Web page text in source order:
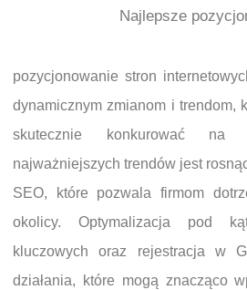
Najlepsze
pozycjonowanie stron
dynamicznym zmianom i trendom,
skutecznie konkurować
najważniejszych trendów jest
SEO, które pozwala firmom
okolicy. Optymalizacja pod
kluczowych oraz rejestracja w
działania, które mogą znacząco